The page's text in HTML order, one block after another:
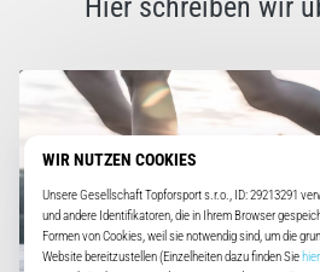
Hier schreiben wir